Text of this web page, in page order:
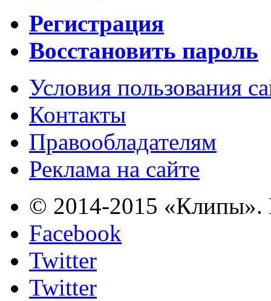
Регистрация
Восстановить пароль
Условия пользования
Контакты
Правообладателям
Реклама на сайте
© 2014-2015 «Клипы».
Facebook
Twitter
Twitter